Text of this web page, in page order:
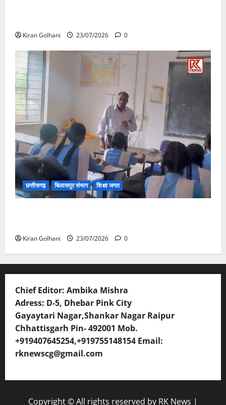
Kiran Golhani 23/07/2026 0
छत्तीसगढ़ बिलासपुर संभाग शिक्षा जगत
Kiran Golhani 23/07/2026 0
Chief Editor: Ambika Mishra
Adress: D-5, Dhebar Pink City
Gayaytari Nagar,Shankar Nagar Raipur
Chhattisgarh Pin- 492001 Mob.
+919407645254,+919755148154 Email:
rknewscg@gmail.com
Copyright © All rights reserved by RK News |